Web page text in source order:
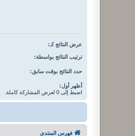
عرض النتائج كـ:
ترتيب النتائج بواسطة:
حدد النتائج بوقت سابق:
أظهر أول:
اضبط إلى 0 لعرض المشاركة كاملة.
فهرس المنتدى